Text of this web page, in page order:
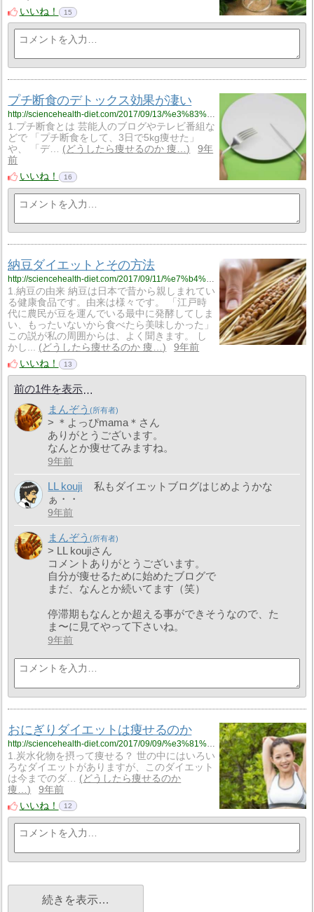
いいね！
15
プチ断食のデトックス効果が凄い
http://sciencehealth-diet.com/2017/09/13/%e3%83%97%e3%83%81%e6%96%ad%e9%a3%9f%e3%81%ae%e3%83%87%e3%83%88%e3%83%83%e3%82%af%e3%82%b9%e5%8a%b9%e6%9e%9c%e3%81%8c%e5%87%84%e3%81%84/
1.プチ断食とは 芸能人のブログやテレビ番組な
どで 「プチ断食をして、3日で5kg痩せた」
や、 「デ…
どうしたら痩せるのか 痩…
9年
前
いいね！
16
納豆ダイエットとその方法
http://sciencehealth-diet.com/2017/09/11/%e7%b4%8d%e8%b1%86%e3%83%80%e3%82%a4%e3%82%a8%e3%83%83%e3%83%88%e3%81%a8%e3%81%9d%e3%81%ae%e6%96%b9%e6%b3%95/
1.納豆の由来 納豆は日本で昔から親しまれてい
る健康食品です。由来は様々です。 「江戸時
代に農民が豆を運んでいる最中に発酵してしま
い、もったいないから食べたら美味しかった」
この説が私の周囲からは、よく聞きます。 し
かし...
どうしたら痩せるのか 痩…
9年前
いいね！
13
前の1件を表示
まんぞう
> ＊よっぴmama＊さん
ありがとうございます。
なんとか痩せてみますね。
9年前
LL kouji
私もダイエットブログはじめようかな
ぁ・・
9年前
まんぞう
> LL koujiさん
コメントありがとうございます。
自分が痩せるために始めたブログで
まだ、なんとか続いてます（笑）
停滞期もなんとか超える事ができそうなので、た
ま〜に見てやって下さいね。
9年前
おにぎりダイエットは痩せるのか
1.炭水化物を摂って痩せる？ 世の中にはいろい
ろなダイエットがありますが、このダイエット
は今までのダ…
どうしたら痩せるのか
痩…
9年前
いいね！
12
続きを表示…